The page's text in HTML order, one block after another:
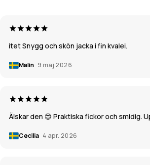
itet Snygg och skön jacka i fin kvalei.
Malin 9 maj 2026
Älskar den 😍 Praktiska fickor och smidig.
Cecilia 4 apr. 2026